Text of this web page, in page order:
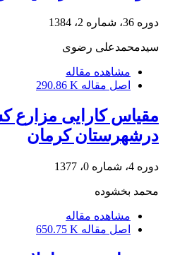
دوره 36، شماره 2، 1384
سیدمحمدعلی رضوی
مشاهده مقاله
اصل مقاله 290.86 K
مقیاس کارایی مزارع
درشهرستان کرمان
دوره 4، شماره 0، 1377
محمد بخشوده
مشاهده مقاله
اصل مقاله 650.75 K